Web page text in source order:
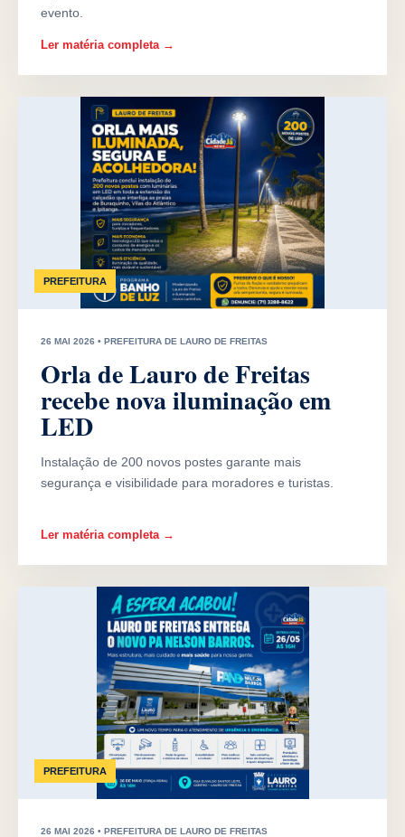
evento.
Ler matéria completa →
PREFEITURA
26 MAI 2026 • PREFEITURA DE LAURO DE FREITAS
Orla de Lauro de Freitas
recebe nova iluminação em
LED
Instalação de 200 novos postes garante mais
segurança e visibilidade para moradores e turistas.
Ler matéria completa →
PREFEITURA
26 MAI 2026 • PREFEITURA DE LAURO DE FREITAS